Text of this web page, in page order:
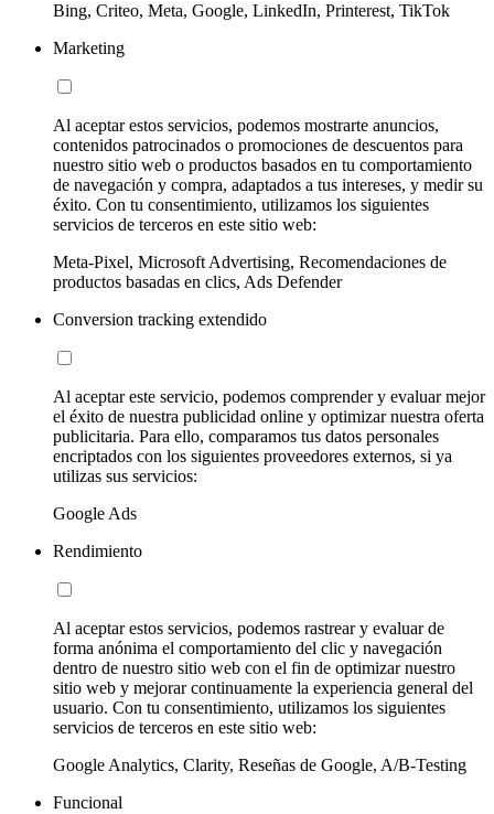
Bing, Criteo, Meta, Google, LinkedIn, Printerest, TikTok
Marketing
Al aceptar estos servicios, podemos mostrarte anuncios,
contenidos patrocinados o promociones de descuentos para
nuestro sitio web o productos basados en tu comportamiento
de navegación y compra, adaptados a tus intereses, y medir su
éxito. Con tu consentimiento, utilizamos los siguientes
servicios de terceros en este sitio web:
Meta-Pixel, Microsoft Advertising, Recomendaciones de
productos basadas en clics, Ads Defender
Conversion tracking extendido
Al aceptar este servicio, podemos comprender y evaluar mejor
el éxito de nuestra publicidad online y optimizar nuestra oferta
publicitaria. Para ello, comparamos tus datos personales
encriptados con los siguientes proveedores externos, si ya
utilizas sus servicios:
Google Ads
Rendimiento
Al aceptar estos servicios, podemos rastrear y evaluar de
forma anónima el comportamiento del clic y navegación
dentro de nuestro sitio web con el fin de optimizar nuestro
sitio web y mejorar continuamente la experiencia general del
usuario. Con tu consentimiento, utilizamos los siguientes
servicios de terceros en este sitio web:
Google Analytics, Clarity, Reseñas de Google, A/B-Testing
Funcional